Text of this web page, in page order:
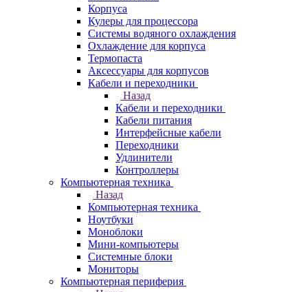
Корпуса
Кулеры для процессора
Системы водяного охлаждения
Охлаждение для корпуса
Термопаста
Аксессуары для корпусов
Кабели и переходники
Назад
Кабели и переходники
Кабели питания
Интерфейсные кабели
Переходники
Удлинители
Контроллеры
Компьютерная техника
Назад
Компьютерная техника
Ноутбуки
Моноблоки
Мини-компьютеры
Системные блоки
Мониторы
Компьютерная периферия